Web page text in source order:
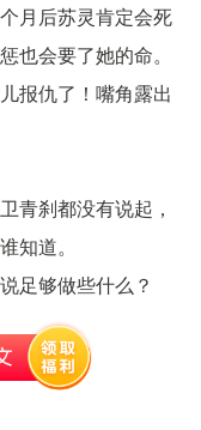
月后苏灵肯定会死
也会要了她的命。
报仇了！嘴角露出
青刹都没有说起，
知道。
足够做些什么？